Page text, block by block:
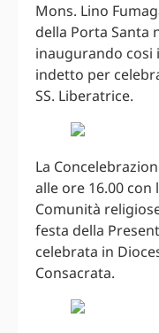
Mons. Lino
della Porta Santa
inaugurando cosi
indetto per
SS. Liberatrice.
La
alle ore 16.00
Comunità
festa della
celebrata in
Consacrata.